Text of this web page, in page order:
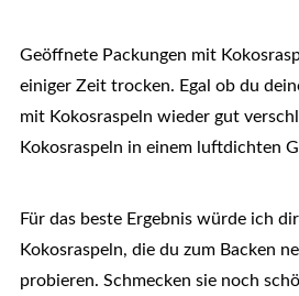
Geöffnete Packungen mit
einiger Zeit trocken. Egal ob du
mit Kokosraspeln wieder gut
Kokosraspeln in einem luftdichten
Für das beste Ergebnis würde ich
Kokosraspeln, die du zum Backen
probieren. Schmecken sie noch